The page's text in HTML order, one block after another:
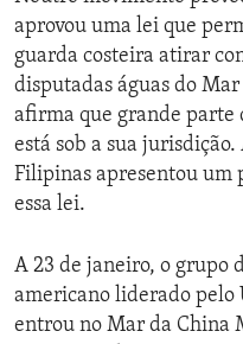
aprovou uma lei que
guarda costeira atirar
disputadas águas do
afirma que grande
está sob a sua jurisdição.
Filipinas apresentou um
essa lei.
A 23 de janeiro, o grupo
americano liderado pelo
entrou no Mar da China